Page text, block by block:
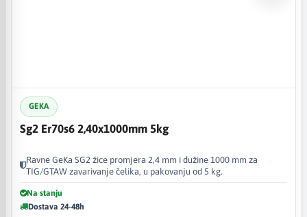
GEKA
Sg2 Er70s6 2,40x1000mm 5kg
Ravne GeKa SG2 žice promjera 2,4 mm i dužine 1000 mm za
TIG/GTAW zavarivanje čelika, u pakovanju od 5 kg.
Na stanju
Dostava 24-48h